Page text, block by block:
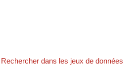
Rechercher dans les jeux de données